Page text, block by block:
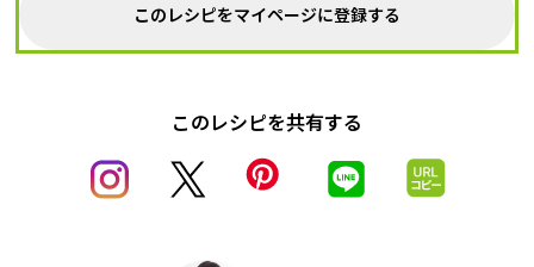
このレシピをマイページに登録する
このレシピを共有する